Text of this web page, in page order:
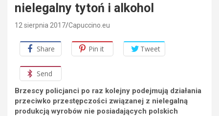
nielegalny tytoń i alkohol
12 sierpnia 2017 Capuccino.eu
Share Pin it Tweet
Send
Brzescy policjanci po raz kolejny podejmują działania
przeciwko przestępczości związanej z nielegalną
produkcją wyrobów nie posiadających polskich